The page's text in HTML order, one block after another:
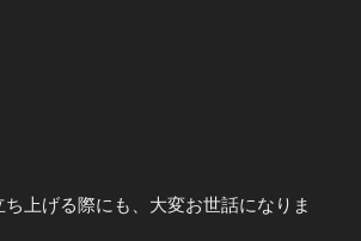
ち上げる際にも、大変お世話になりま